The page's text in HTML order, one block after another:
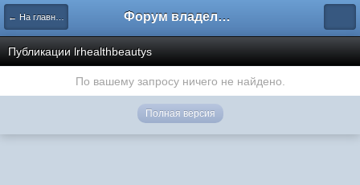
← На главную Форум владельцев интернет-магазинов
Публикации lrhealthbeautys
По вашему запросу ничего не найдено.
Полная версия